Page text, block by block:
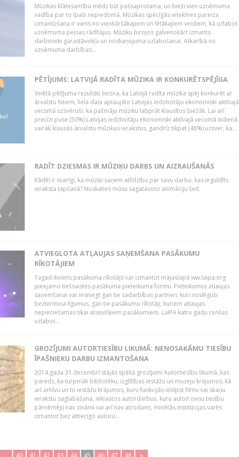
Mūzikas klātesamība mēdz būt pašsaprotama, un bieži vien uzņēmuma
vadība par to īpaši nepiedomā. Mūzikas spēcīgās ietekmes pareiza
izmantošana ir viens no vienkāršākajiem un lētākajiem veidiem, kā uzlabot
uzņēmuma peļņas rādītājus. Mūziku birojos galvenokārt izmanto
darbinieki garastāvokļa un noskaņojuma uzlabošanai. Atkarībā no
uzņēmuma darbības...
PĒTĪJUMS: LATVIJĀ RADĪTA MŪZIKA IR KONKURĒTSPĒJĪGA
Veiktā pētījuma rezultāti liecina, ka Latvijā radīta mūzika spēj konkurēt ar
ārvalstu hitiem, liela daļa aptaujāto Latvijas iedzīvotāju ekonomiski aktīvajā
vecumā uzsvēruši, ka pašmāju mūziku labprāt klausītos biežāk. Lai arī
precīzi puse (50%) Latvijas iedzīvotāju ekonomiski aktīvajā vecumā ikdienā
vairāk klausās ārvalstu mūzikas ierakstus, gandrīz tikpat (48%) uzsver, ka...
RADĪT DZIESMAS IR MŪZIĶU DARBS UN AIZRAUŠANĀS
Kādēļ ir svarīgi, ka mūziķi saņem atlīdzību par savu darbu, kas ieguldīts
ieraksta tapšanā? Noskaties mūsu sagatavoto animāciju šeit.
ATVIEGLOTA ATĻAUJAS SAŅEMŠANA PASĀKUMU
RĪKOTĀJIEM
Tagad ikviens pasākuma rīkotājs var izmantot mājaslapā ww.laipa.org
pieejamo tiešsaistes pasākuma pieteikuma formu. Pieteikumus atļaujas
saņemšanai var iesniegt gan tie sadarbības partneri, kuri noslēguši
beztermiņa līgumus, gan tie pasākumu rīkotāji, kuriem atļaujas
nepieciešamas tikai atsevišķiem pasākumiem. LaIPA katru gadu cenšas
uzlabot...
GROZĪJUMI AUTORTIESĪBU LIKUMĀ: NENOSAKĀMU TIESĪBU
ĪPAŠNIEKU DARBU IZMANTOŠANA
2014.gada 31.decembrī stājās spēkā grozījumi Autortiesību likumā, kas
paredz, ka turpmāk bibliotēku, izglītības iestāžu un muzeju krājumos, kā
arī arhīvu un to iestāžu krājumos, kuru funkcijās ietilpst filmu vai skaņu
ierakstu saglabāšana, iekļautos autordarbus, kuru autori (viņu tiesību
pārņēmēji) nav zināmi vai arī nav atrodami, minētās institūcijas varēs
izmantot bez attiecīgo autoru...
.. 40 41 42 43 44 45 46 47 48 »